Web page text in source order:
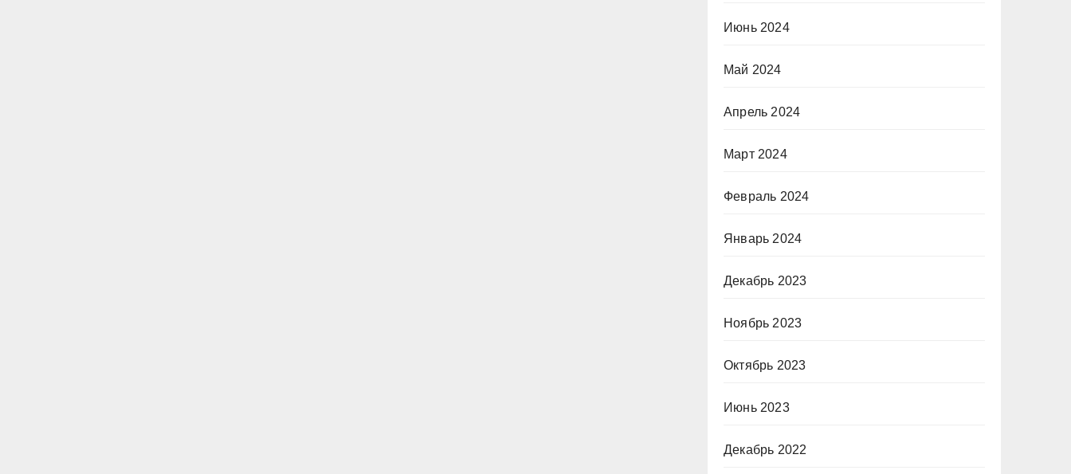
Июнь 2024
Май 2024
Апрель 2024
Март 2024
Февраль 2024
Январь 2024
Декабрь 2023
Ноябрь 2023
Октябрь 2023
Июнь 2023
Декабрь 2022